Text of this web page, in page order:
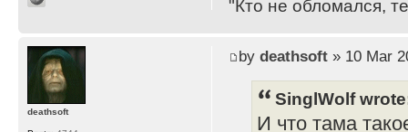
"Кто не обломался,
by deathsoft» 10 Mar
SinglWolf
И что тама
deathsoft